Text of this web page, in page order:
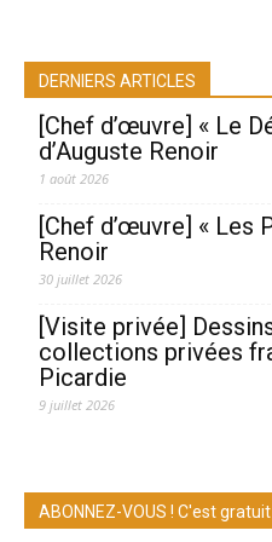
DERNIERS ARTICLES
[Chef d’œuvre] « Le
d’Auguste Renoir
1 août 2026
[Chef d’œuvre] « Les
Renoir
30 juillet 2026
[Visite privée]
collections privées
Picardie
9 juillet 2026
ABONNEZ-VOUS ! C'est gratuit